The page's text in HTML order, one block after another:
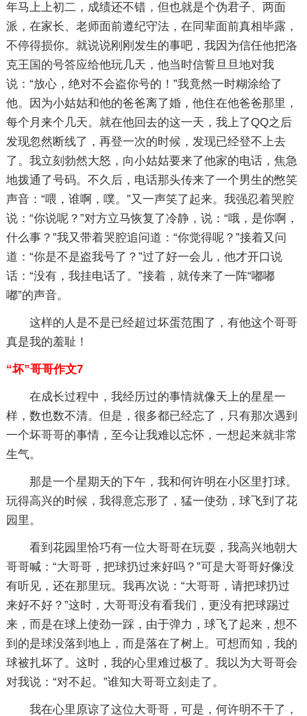
年马上上初二，成绩还不错，但也就是个伪君子、两面
派，在家长、老师面前遵纪守法，在同辈面前真相毕露，
不停得损你。就说说刚刚发生的事吧，我因为信任他把洛
克王国的号答应给他玩几天，他当时信誓旦旦地对我
说：“放心，绝对不会盗你号的！”我竟然一时糊涂给了
他。因为小姑姑和他的爸爸离了婚，他住在他爸爸那里，
每个月来个几天。就在他回去的这一天，我上了QQ之后
发现忽然断线了，再登一次的时候，发现已经登不上去
了。我立刻勃然大怒，向小姑姑要来了他家的电话，焦急
地拨通了号码。不久后，电话那头传来了一个男生的憋笑
声音：“喂，谁啊，噗。”又一声笑了起来。我强忍着哭腔
说：“你说呢？”对方立马恢复了冷静，说：“哦，是你啊，
什么事？”我又带着哭腔追问道：“你觉得呢？”接着又问
道：“你是不是盗我号了？”过了好一会儿，他才开口说
话：“没有，我挂电话了。”接着，就传来了一阵“嘟嘟
嘟”的声音。
这样的人是不是已经超过坏蛋范围了，有他这个哥哥
真是我的羞耻！
“坏”哥哥作文7
在成长过程中，我经历过的事情就像天上的星星一
样，数也数不清。但是，很多都已经忘了，只有那次遇到
一个坏哥哥的事情，至今让我难以忘怀，一想起来就非常
生气。
那是一个星期天的下午，我和何许明在小区里打球。
玩得高兴的时候，我得意忘形了，猛一使劲，球飞到了花
园里。
看到花园里恰巧有一位大哥哥在玩耍，我高兴地朝大
哥哥喊：“大哥哥，把球扔过来好吗？”可是大哥哥好像没
有听见，还在那里玩。我再次说：“大哥哥，请把球扔过
来好不好？”这时，大哥哥没有看我们，更没有把球踢过
来，而是在球上使劲一踩，由于弹力，球飞了起来，想不
到的是球没落到地上，而是落在了树上。可想而知，我的
球被扎坏了。这时，我的心里难过极了。我以为大哥哥会
对我说：“对不起。”谁知大哥哥立刻走了。
我在心里原谅了这位大哥哥，可是，何许明不干了，